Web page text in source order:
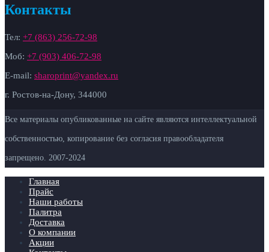
Контакты
Тел: +7 (863) 256-72-98
Моб: +7 (903) 406-72-98
E-mail: sharoprint@yandex.ru
г. Ростов-на-Дону, 344000
Все материалы опубликованные на сайте являются интеллектуальной
собственностью, копирование без согласия правообладателя
запрещено. 2007-2024
Главная
Прайс
Наши работы
Палитра
Доставка
О компании
Акции